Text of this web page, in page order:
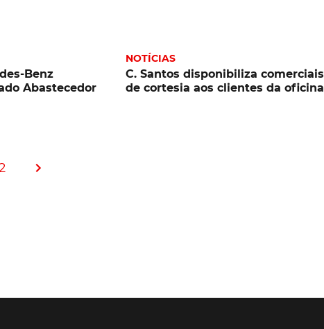
Benz
Abastecedor
NOTÍCIAS
C. Santos disponibiliza comerciais
de cortesia aos clientes da oficina